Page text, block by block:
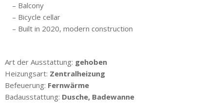
– Balcony
– Bicycle cellar
– Built in 2020, modern construction
Art der Ausstattung: gehoben
Heizungsart: Zentralheizung
Befeuerung: Fernwärme
Badausstattung: Dusche, Badewanne